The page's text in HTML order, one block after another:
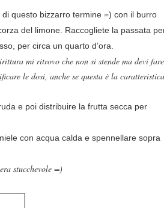
questo bizzarro termine =) con il burro
del limone. Raccogliete la passata
per circa un quarto d’ora.
mi ritrovo che non si stende ma devi fare
le dosi, anche se questa è la caratteristica
e poi distribuire la frutta secca per
con acqua calda e spennellare sopra
stucchevole =)